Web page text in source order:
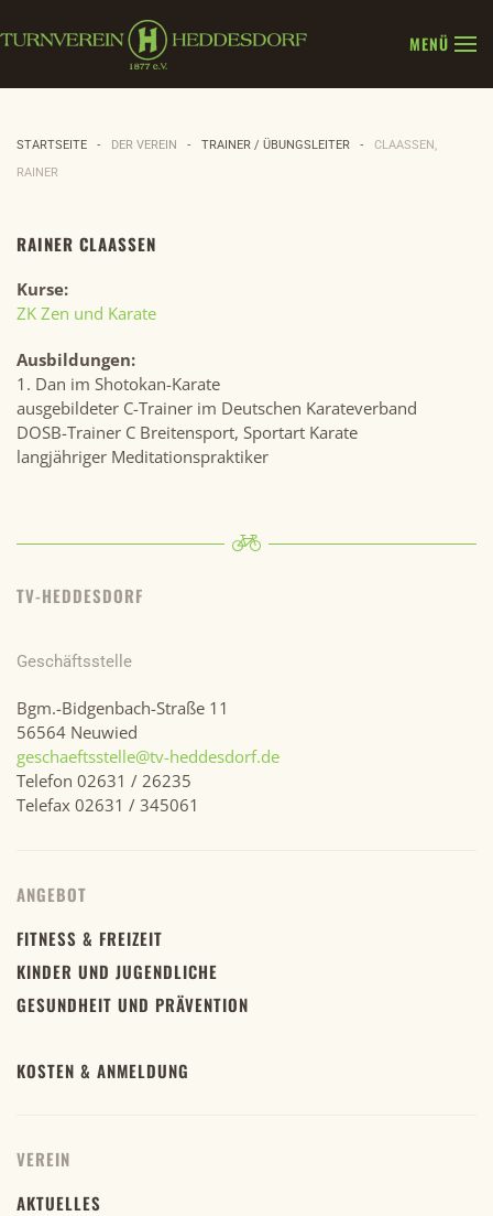
Zum Hauptinhalt springen
MENÜ
STARTSEITE DER VEREIN TRAINER / ÜBUNGSLEITER
CLAASSEN, R
AINER
RAINER CLAASSEN
Kurse:
ZK Zen und Karate
Ausbildungen:
1. Dan im Shotokan-Karate
ausgebildeter C-Trainer im Deutschen Karateverband
DOSB-Trainer C Breitensport, Sportart Karate
langjähriger Meditationspraktiker
TV-HEDDESDORF
Geschäftsstelle
Bgm.-Bidgenbach-Straße 11
56564 Neuwied
geschaeftsstelle@tv-heddesdorf.de
Telefon 02631 / 26235
Telefax 02631 / 345061
ANGEBOT
FITNESS & FREIZEIT
KINDER UND JUGENDLICHE
GESUNDHEIT UND PRÄVENTION
KOSTEN & ANMELDUNG
VEREIN
AKTUELLES